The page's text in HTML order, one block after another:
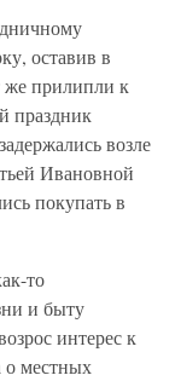
оставив в
же прилипли к
праздник
возле
Ивановной
покупать в
то
и быту
интерес к
о местных